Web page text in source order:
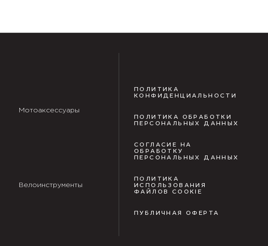
Мотоаксессуары
Велоинструменты
ПОЛИТИКА
КОНФИДЕНЦИАЛЬНОСТИ
ПОЛИТИКА ОБРАБОТКИ
ПЕРСОНАЛЬНЫХ ДАННЫХ
СОГЛАСИЕ НА
ОБРАБОТКУ
ПЕРСОНАЛЬНЫХ ДАННЫХ
ПОЛИТИКА
ИСПОЛЬЗОВАНИЯ
ФАЙЛОВ COOKIE
ПУБЛИЧНАЯ ОФЕРТА